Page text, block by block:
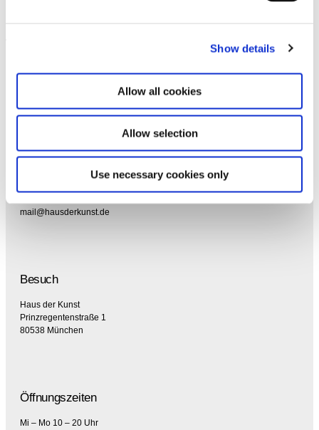
Show details
Allow all cookies
Allow selection
Use necessary cookies only
Kontakt
mail@hausderkunst.de
Besuch
Haus der Kunst
Prinzregentenstraße 1
80538 München
Öffnungszeiten
Mi – Mo 10 – 20 Uhr